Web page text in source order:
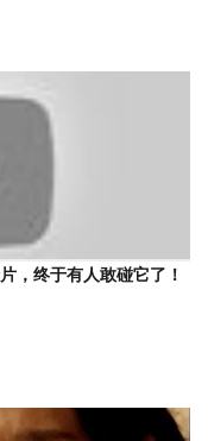
，终于有人敢碰它了！